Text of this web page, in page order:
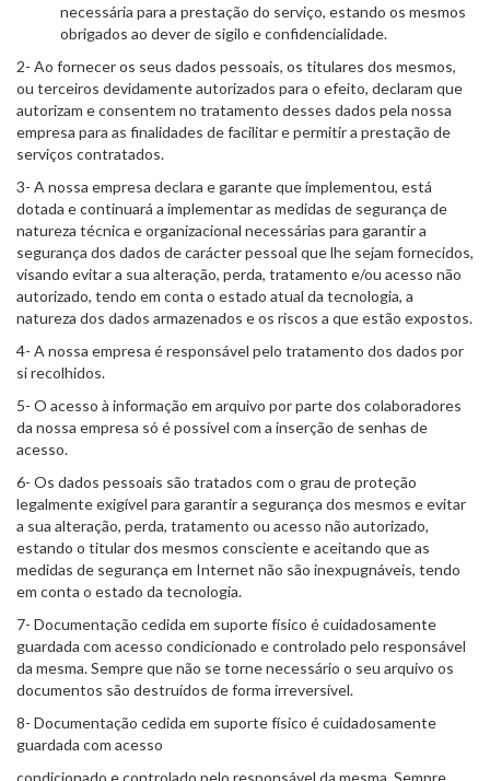
necessária para a prestação do serviço, estando os mesmos
obrigados ao dever de sigilo e confidencialidade.
2- Ao fornecer os seus dados pessoais, os titulares dos mesmos,
ou terceiros devidamente autorizados para o efeito, declaram que
autorizam e consentem no tratamento desses dados pela nossa
empresa para as finalidades de facilitar e permitir a prestação de
serviços contratados.
3- A nossa empresa declara e garante que implementou, está
dotada e continuará a implementar as medidas de segurança de
natureza técnica e organizacional necessárias para garantir a
segurança dos dados de carácter pessoal que lhe sejam fornecidos,
visando evitar a sua alteração, perda, tratamento e/ou acesso não
autorizado, tendo em conta o estado atual da tecnologia, a
natureza dos dados armazenados e os riscos a que estão expostos.
4- A nossa empresa é responsável pelo tratamento dos dados por
si recolhidos.
5- O acesso à informação em arquivo por parte dos colaboradores
da nossa empresa só é possível com a inserção de senhas de
acesso.
6- Os dados pessoais são tratados com o grau de proteção
legalmente exigível para garantir a segurança dos mesmos e evitar
a sua alteração, perda, tratamento ou acesso não autorizado,
estando o titular dos mesmos consciente e aceitando que as
medidas de segurança em Internet não são inexpugnáveis, tendo
em conta o estado da tecnologia.
7- Documentação cedida em suporte físico é cuidadosamente
guardada com acesso condicionado e controlado pelo responsável
da mesma. Sempre que não se torne necessário o seu arquivo os
documentos são destruídos de forma irreversível.
8- Documentação cedida em suporte físico é cuidadosamente
guardada com acesso
condicionado e controlado pelo responsável da mesma. Sempre